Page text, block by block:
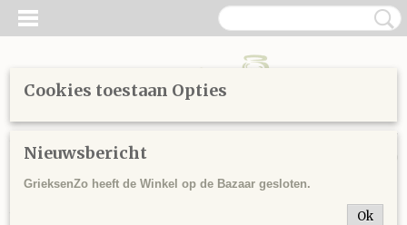
Inloggen
UW WINKELWAGEN
Cookies toestaan Opties
Nieuwsbericht
GrieksenZo heeft de Winkel op de Bazaar gesloten.
Ok